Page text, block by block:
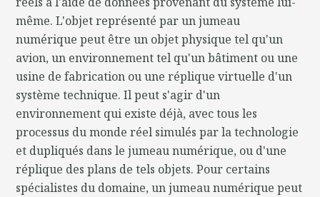
même. L'objet représenté par un jumeau
numérique peut être un objet physique tel qu'un
avion, un environnement tel qu'un bâtiment ou une
usine de fabrication ou une réplique virtuelle d'un
système technique. Il peut s'agir d'un
environnement qui existe déjà, avec tous les
processus du monde réel simulés par la technologie
et dupliqués dans le jumeau numérique, ou d'une
réplique des plans de tels objets. Pour certains
spécialistes du domaine, un jumeau numérique peut